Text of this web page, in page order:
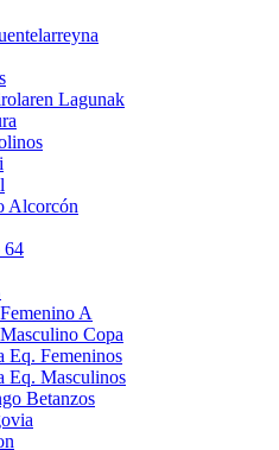
Lagunak
Alcorcón
64
A
Copa
Eq. Femeninos
Eq. Masculinos
Betanzos